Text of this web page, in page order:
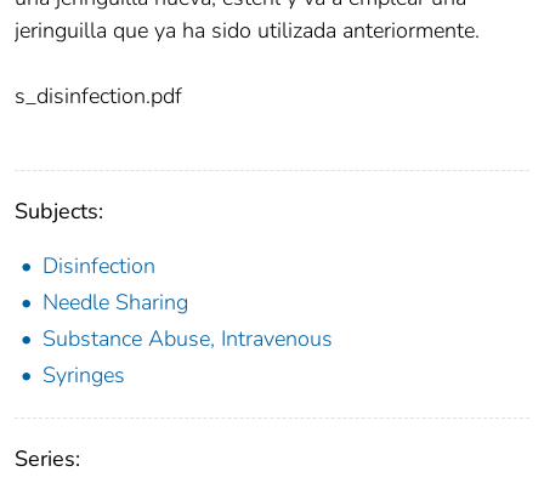
jeringuilla que ya ha sido utilizada anteriormente.
s_disinfection.pdf
Subjects:
Disinfection
Needle Sharing
Substance Abuse, Intravenous
Syringes
Series: